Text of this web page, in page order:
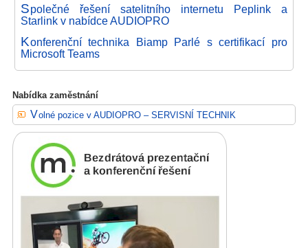
Společné řešení satelitního internetu Peplink a
Starlink v nabídce AUDIOPRO
Konferenční technika Biamp Parlé s certifikací pro
Microsoft Teams
Nabídka zaměstnání
Volné pozice v AUDIOPRO – SERVISNÍ TECHNIK